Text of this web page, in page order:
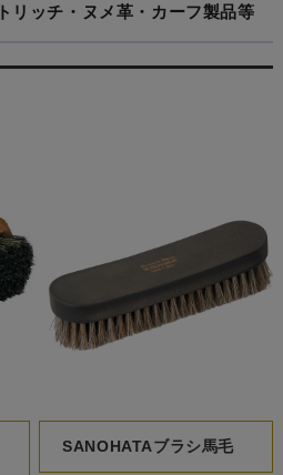
リッチ・ヌメ革・カーフ製品等
SANOHATAブラシ馬毛